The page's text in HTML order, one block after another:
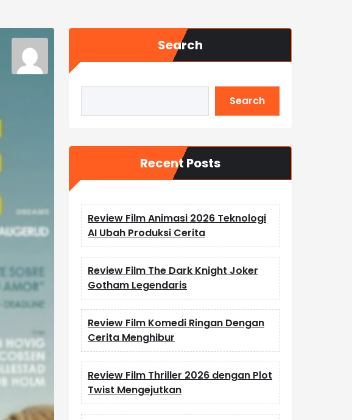
Search
Search
Recent Posts
Review Film Animasi 2026 Teknologi
AI Ubah Produksi Cerita
Review Film The Dark Knight Joker
Gotham Legendaris
Review Film Komedi Ringan Dengan
Cerita Menghibur
Review Film Thriller 2026 dengan Plot
Twist Mengejutkan